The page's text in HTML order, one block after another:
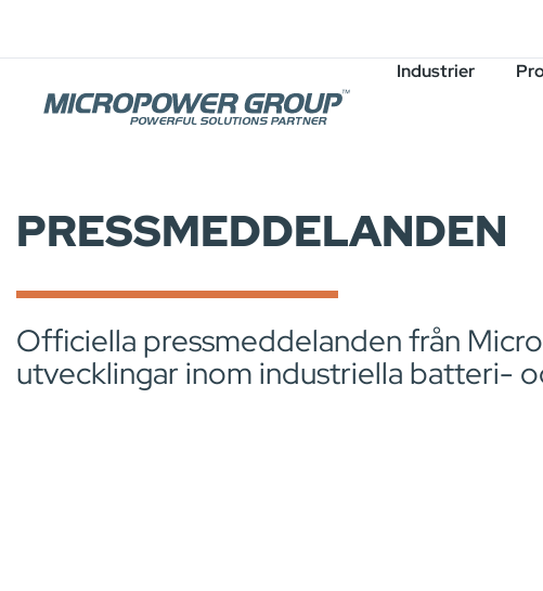
Industrier
Lediga Tjänster
PRESSMEDDELANDEN
Officiella pressmeddelanden från
utvecklingar inom industriella batteri-